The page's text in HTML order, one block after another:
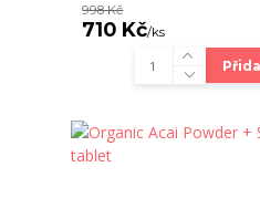
998 Kč
710 Kč/ks